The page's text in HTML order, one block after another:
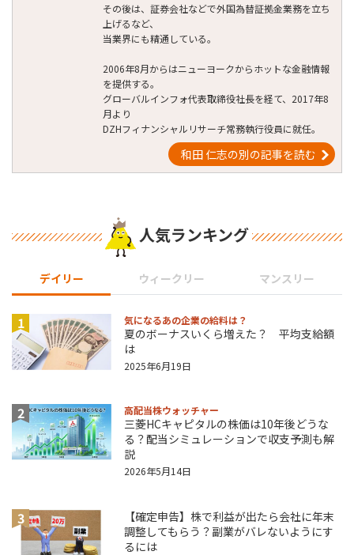
その後は、証券会社などで外国為替証拠金業務を立ち
上げるなど、
当業界にも精通している。
2006年8月からはニューヨークからホットな金融情報
を提供する。
グローバルインフォ代表取締役社長を経て、2017年8
月より
DZHフィナンシャルリサーチ常務執行役員に就任。
和田 仁志の別の記事を読む
人気ランキング
デイリー ウィークリー マンスリー
1 気になるあの企業の給料は？
夏のボーナスいくら増えた？ 平均支給額
は
2025年6月19日
2 高配当株ウォッチャー
三菱HCキャピタルの株価は10年後どうな
る？配当シミュレーションで収支予測も解
説
2026年5月14日
3
【確定申告】株で利益が出たら会社に年末
調整してもらう？副業がバレないようにす
るには